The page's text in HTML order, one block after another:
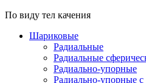
По виду тел качения
Шариковые
Радиальные
Радиальные
Радиально-упорные
Радиально-упорные